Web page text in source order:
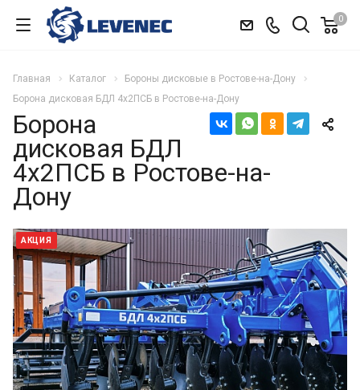
0
Главная Каталог
Бороны дисковые в Ростове-на-Дону
Борона дисковая БДЛ 4х2ПСБ в Ростове-на-Дону
Борона
дисковая БДЛ
4х2ПСБ в Ростове-на-
Дону
АКЦИЯ